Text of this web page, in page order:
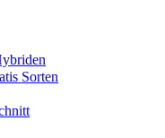
Sorten